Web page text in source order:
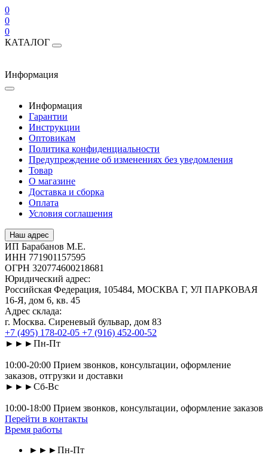
0
0
0
КАТАЛОГ
Информация
Информация
Гарантии
Инструкции
Оптовикам
Политика конфиденциальности
Предупреждение об изменениях без уведомления
Товар
О магазине
Доставка и сборка
Оплата
Условия соглашения
Наш адрес
ИП Барабанов М.Е.
ИНН 771901157595
ОГРН 320774600218681
Юридический адрес:
Российская Федерация, 105484, МОСКВА Г, УЛ ПАРКОВАЯ
16-Я, дом 6, кв. 45
Адрес склада:
г. Москва. Сиреневый бульвар, дом 83
+7 (495) 178-02-05 +7 (916) 452-00-52
►►►Пн-Пт
10:00-20:00 Прием звонков, консультации, оформление
заказов, отгрузки и доставки
►►►Сб-Вс
10:00-18:00 Прием звонков, консультации, оформление заказов
Перейти в контакты
Время работы
►►►Пн-Пт